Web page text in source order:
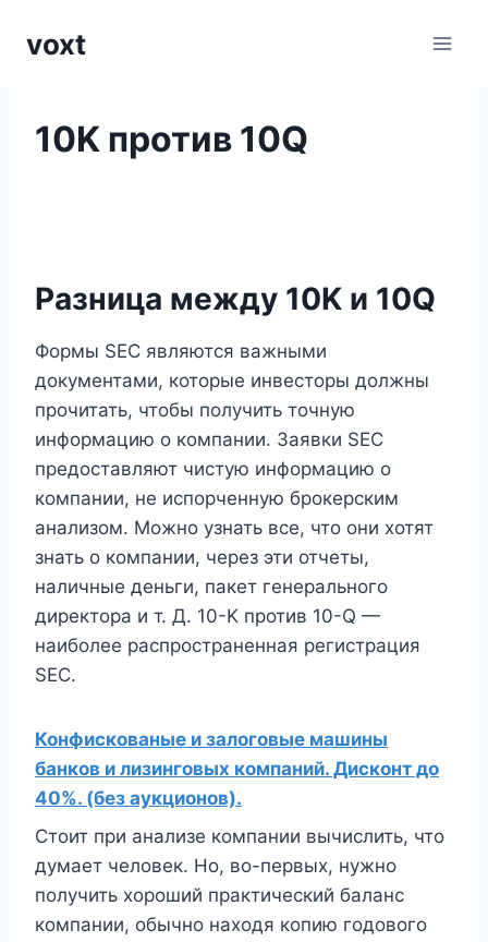
voxt
10K против 10Q
Разница между 10K и 10Q
Формы SEC являются важными
документами, которые инвесторы должны
прочитать, чтобы получить точную
информацию о компании. Заявки SEC
предоставляют чистую информацию о
компании, не испорченную брокерским
анализом. Можно узнать все, что они хотят
знать о компании, через эти отчеты,
наличные деньги, пакет генерального
директора и т. Д. 10-K против 10-Q —
наиболее распространенная регистрация
SEC.
Конфискованые и залоговые машины
банков и лизинговых компаний. Дисконт до
40%. (без аукционов).
Стоит при анализе компании вычислить, что
думает человек. Но, во-первых, нужно
получить хороший практический баланс
компании, обычно находя копию годового